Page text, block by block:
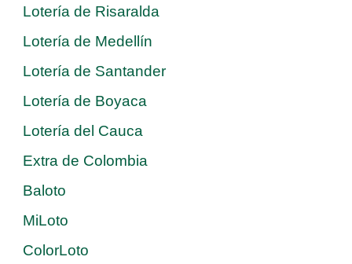
Lotería de Risaralda
Lotería de Medellín
Lotería de Santander
Lotería de Boyaca
Lotería del Cauca
Extra de Colombia
Baloto
MiLoto
ColorLoto